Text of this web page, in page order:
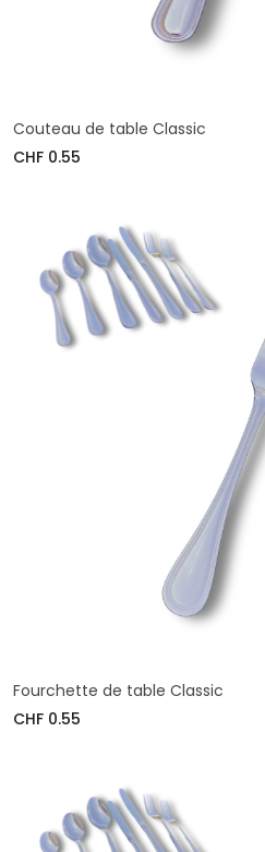
Couteau de table Classic
CHF 0.55
Fourchette de table Classic
CHF 0.55